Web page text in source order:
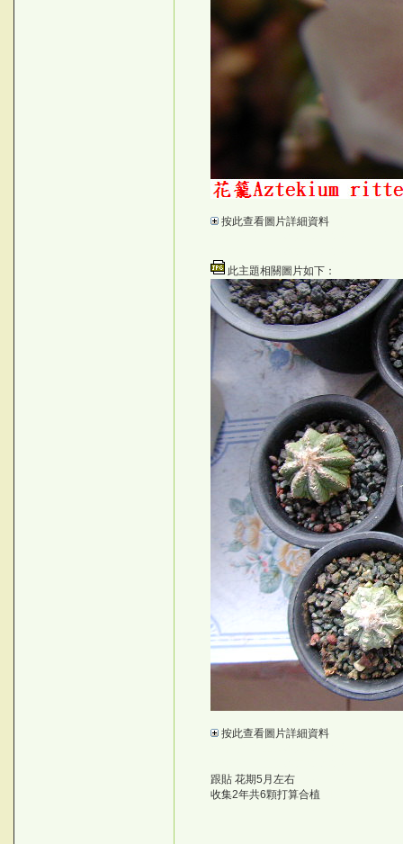
按此查看圖片詳細資料
此主題相關圖片如下：
按此查看圖片詳細資料
跟貼 花期5月左右
收集2年共6顆打算合植